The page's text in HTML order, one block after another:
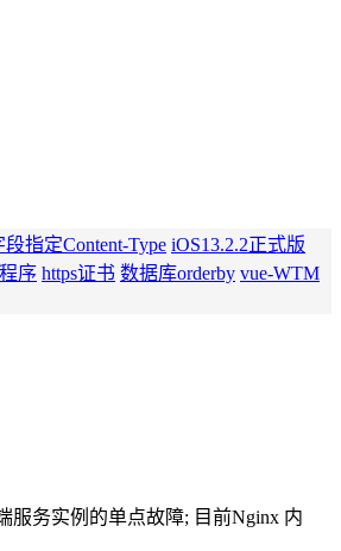
段指定Content-Type iOS13.2.2正式版
序 https证书 数据库orderby vue-WTM
服务实例的单点故障; 目前Nginx 内